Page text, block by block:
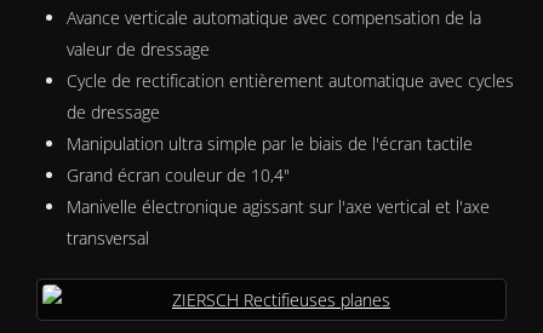
Avance verticale automatique avec compensation de la
valeur de dressage
Cycle de rectification entièrement automatique avec cycles
de dressage
Manipulation ultra simple par le biais de l'écran tactile
Grand écran couleur de 10,4"
Manivelle électronique agissant sur l'axe vertical et l'axe
transversal